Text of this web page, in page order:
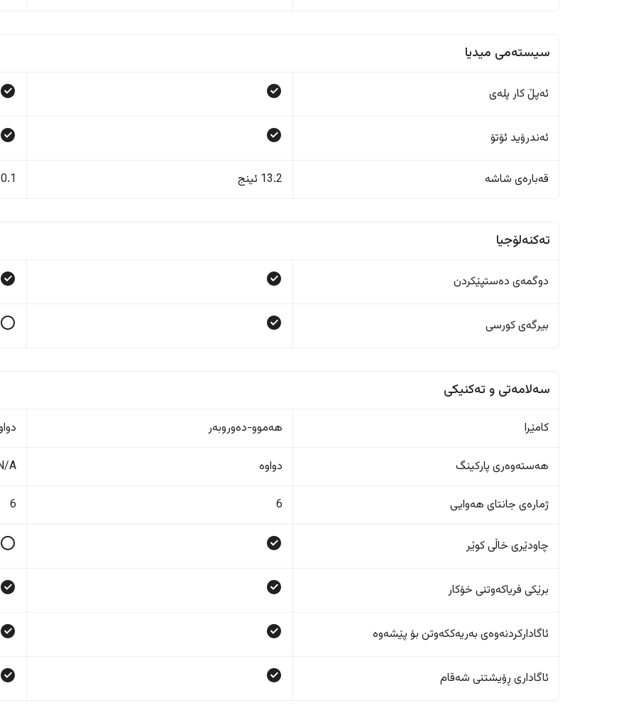
سیستەمی میدیا
ئەپڵ کار پلەی
ئەندرۆید ئۆتۆ
قەبارەی شاشە 13.2 ئینج 10.1
تەکنەلۆجیا
دوگمەی دەستپێکردن
بیرگەی کورسی
سەلامەتی و تەکنیکی
کامێرا هەموو-دەوروبەر
هەستەوەری پارکینگ دواوە A
ژمارەی جانتای هەوایی 6
6
چاودێری خاڵی کوێر
برێکی فریاکەوتنی خۆکار
ئاگادارکردنەوەی بەریەککەوتن بۆ پێشەوە
ئاگاداری ڕۆیشتنی شەقام